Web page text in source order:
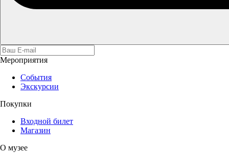
Мероприятия
События
Экскурсии
Покупки
Входной билет
Магазин
О музее